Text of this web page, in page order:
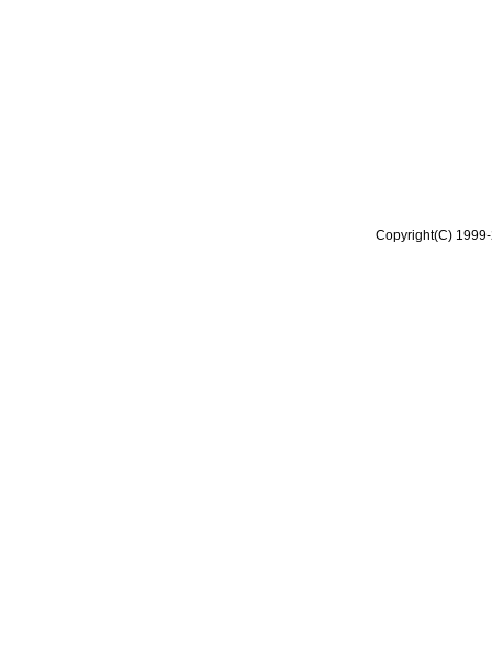
Copyright(C)